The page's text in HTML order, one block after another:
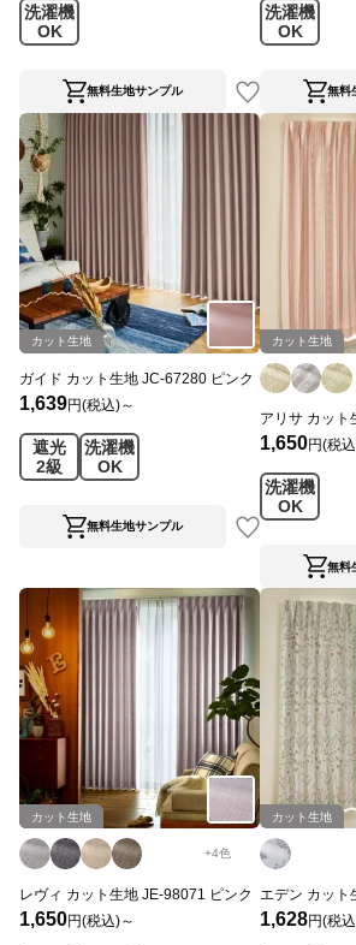
洗濯機
OK
無料生地サンプル
洗濯機
OK
無料
カット生地
ガイド カット生地 JC-67280 ピンク
1,639円(税込)～
遮光
2級
洗濯機
OK
無料生地サンプル
カット生地
アリサ カット
1,650円(税
洗濯機
OK
無料
カット生地
+4色
レヴィ カット生地 JE-98071 ピンク
1,650円(税込)～
カット生地
エデン カット
1,628円(税